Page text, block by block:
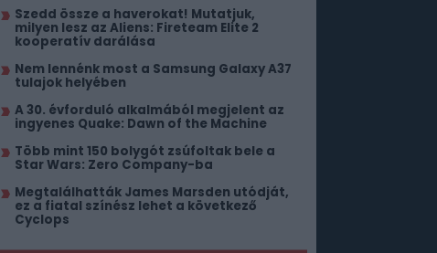
Szedd össze a haverokat! Mutatjuk,
milyen lesz az Aliens: Fireteam Elite 2
kooperatív darálása
Nem lennénk most a Samsung Galaxy A37
tulajok helyében
A 30. évforduló alkalmából megjelent az
ingyenes Quake: Dawn of the Machine
Több mint 150 bolygót zsúfoltak bele a
Star Wars: Zero Company-ba
Megtalálhatták James Marsden utódját,
ez a fiatal színész lehet a következő
Cyclops